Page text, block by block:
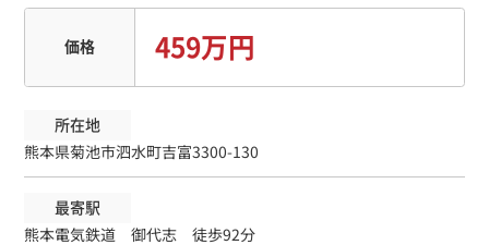
価格 459万円
所在地
熊本県菊池市泗水町吉富3300-130
最寄駅
熊本電気鉄道 御代志 徒歩92分